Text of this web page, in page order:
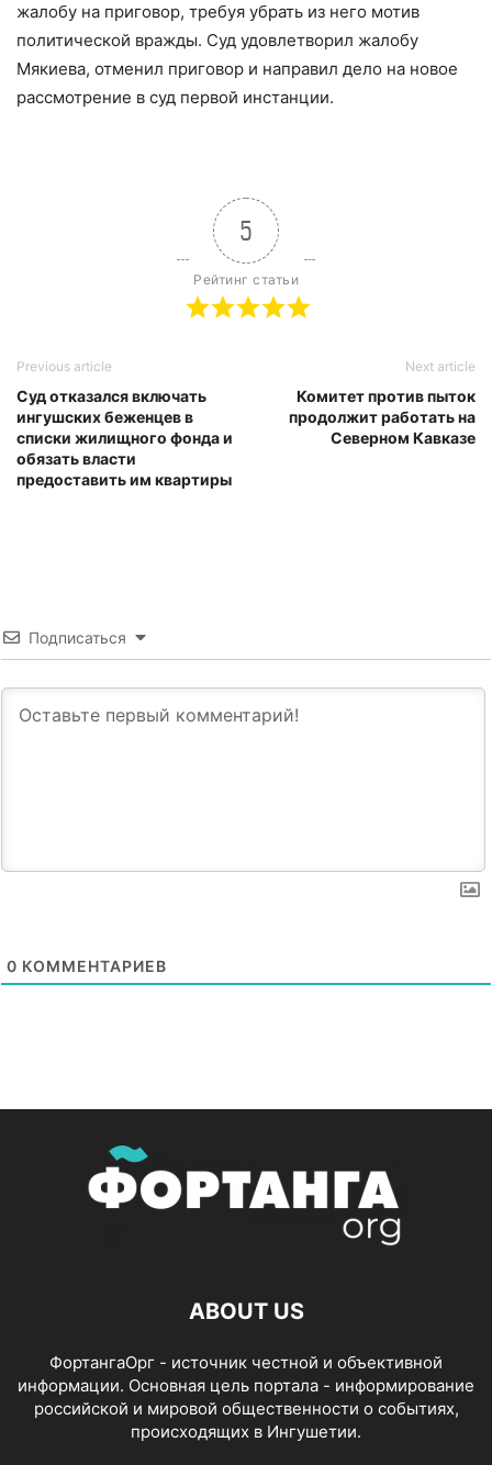
жалобу на приговор, требуя убрать из него мотив
политической вражды. Суд удовлетворил жалобу
Мякиева, отменил приговор и направил дело на новое
рассмотрение в суд первой инстанции.
5
Рейтинг статьи
Previous article
Суд отказался включать
ингушских беженцев в
списки жилищного фонда и
обязать власти
предоставить им квартиры
Next article
Комитет против пыток
продолжит работать на
Северном Кавказе
Подписаться
0 КОММЕНТАРИЕВ
ABOUT US
ФортангаОрг - источник честной и объективной
информации. Основная цель портала - информирование
российской и мировой общественности о событиях,
происходящих в Ингушетии.